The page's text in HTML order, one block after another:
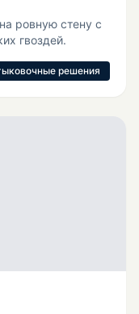
ровную стену с
гвоздей.
решения